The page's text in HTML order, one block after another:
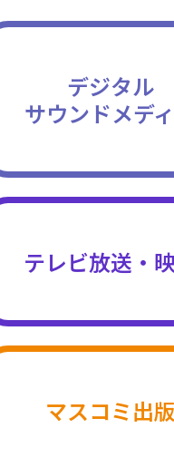
デジタル
サウンドメデ
テレビ放送・
マスコミ出